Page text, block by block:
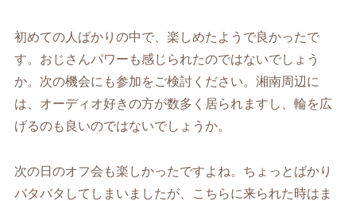
初めての人ばかりの中で、楽しめたようで良かったで
す。おじさんパワーも感じられたのではないでしょう
か。次の機会にも参加をご検討ください。湘南周辺に
は、オーディオ好きの方が数多く居られますし、輪を広
げるのも良いのではないでしょうか。
次の日のオフ会も楽しかったですよね。ちょっとばかり
バタバタしてしまいましたが、こちらに来られた時はま